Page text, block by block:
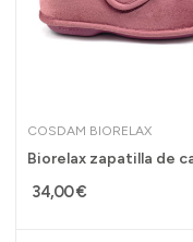
COSDAM BIORELAX
34,00 €